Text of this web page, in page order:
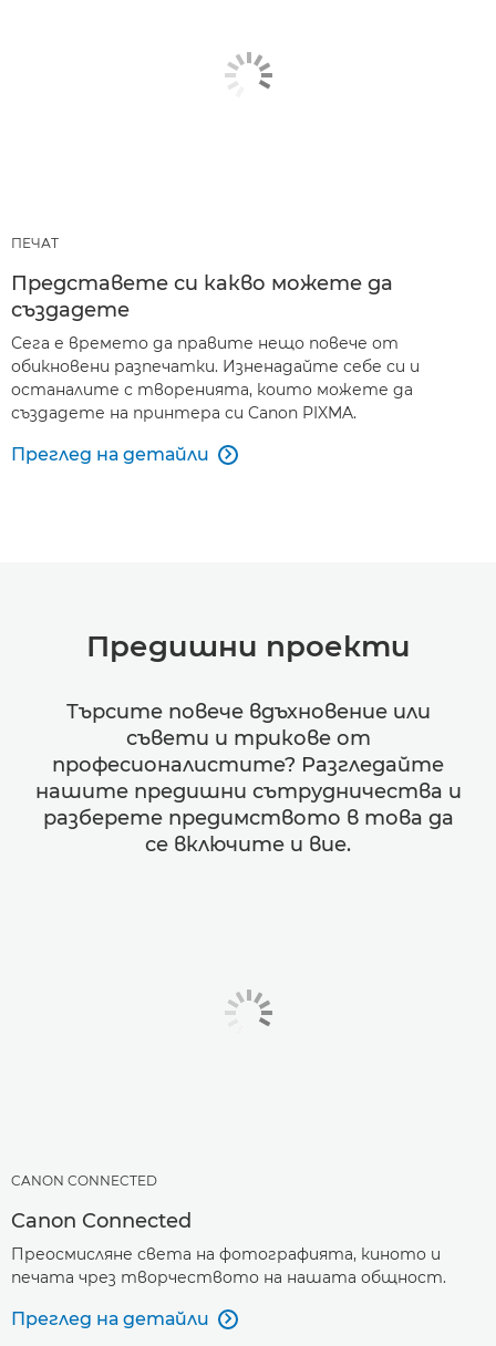
ПЕЧАТ
Представете си какво можете да
създадете
Сега е времето да правите нещо повече от
обикновени разпечатки. Изненадайте себе си и
останалите с творенията, които можете да
създадете на принтера си Canon PIXMA.
Преглед на детайли 
Предишни проекти
Търсите повече вдъхновение или
съвети и трикове от
професионалистите? Разгледайте
нашите предишни сътрудничества и
разберете предимството в това да
се включите и вие.
CANON CONNECTED
Canon Connected
Преосмисляне света на фотографията, киното и
печата чрез творчеството на нашата общност.
Преглед на детайли 